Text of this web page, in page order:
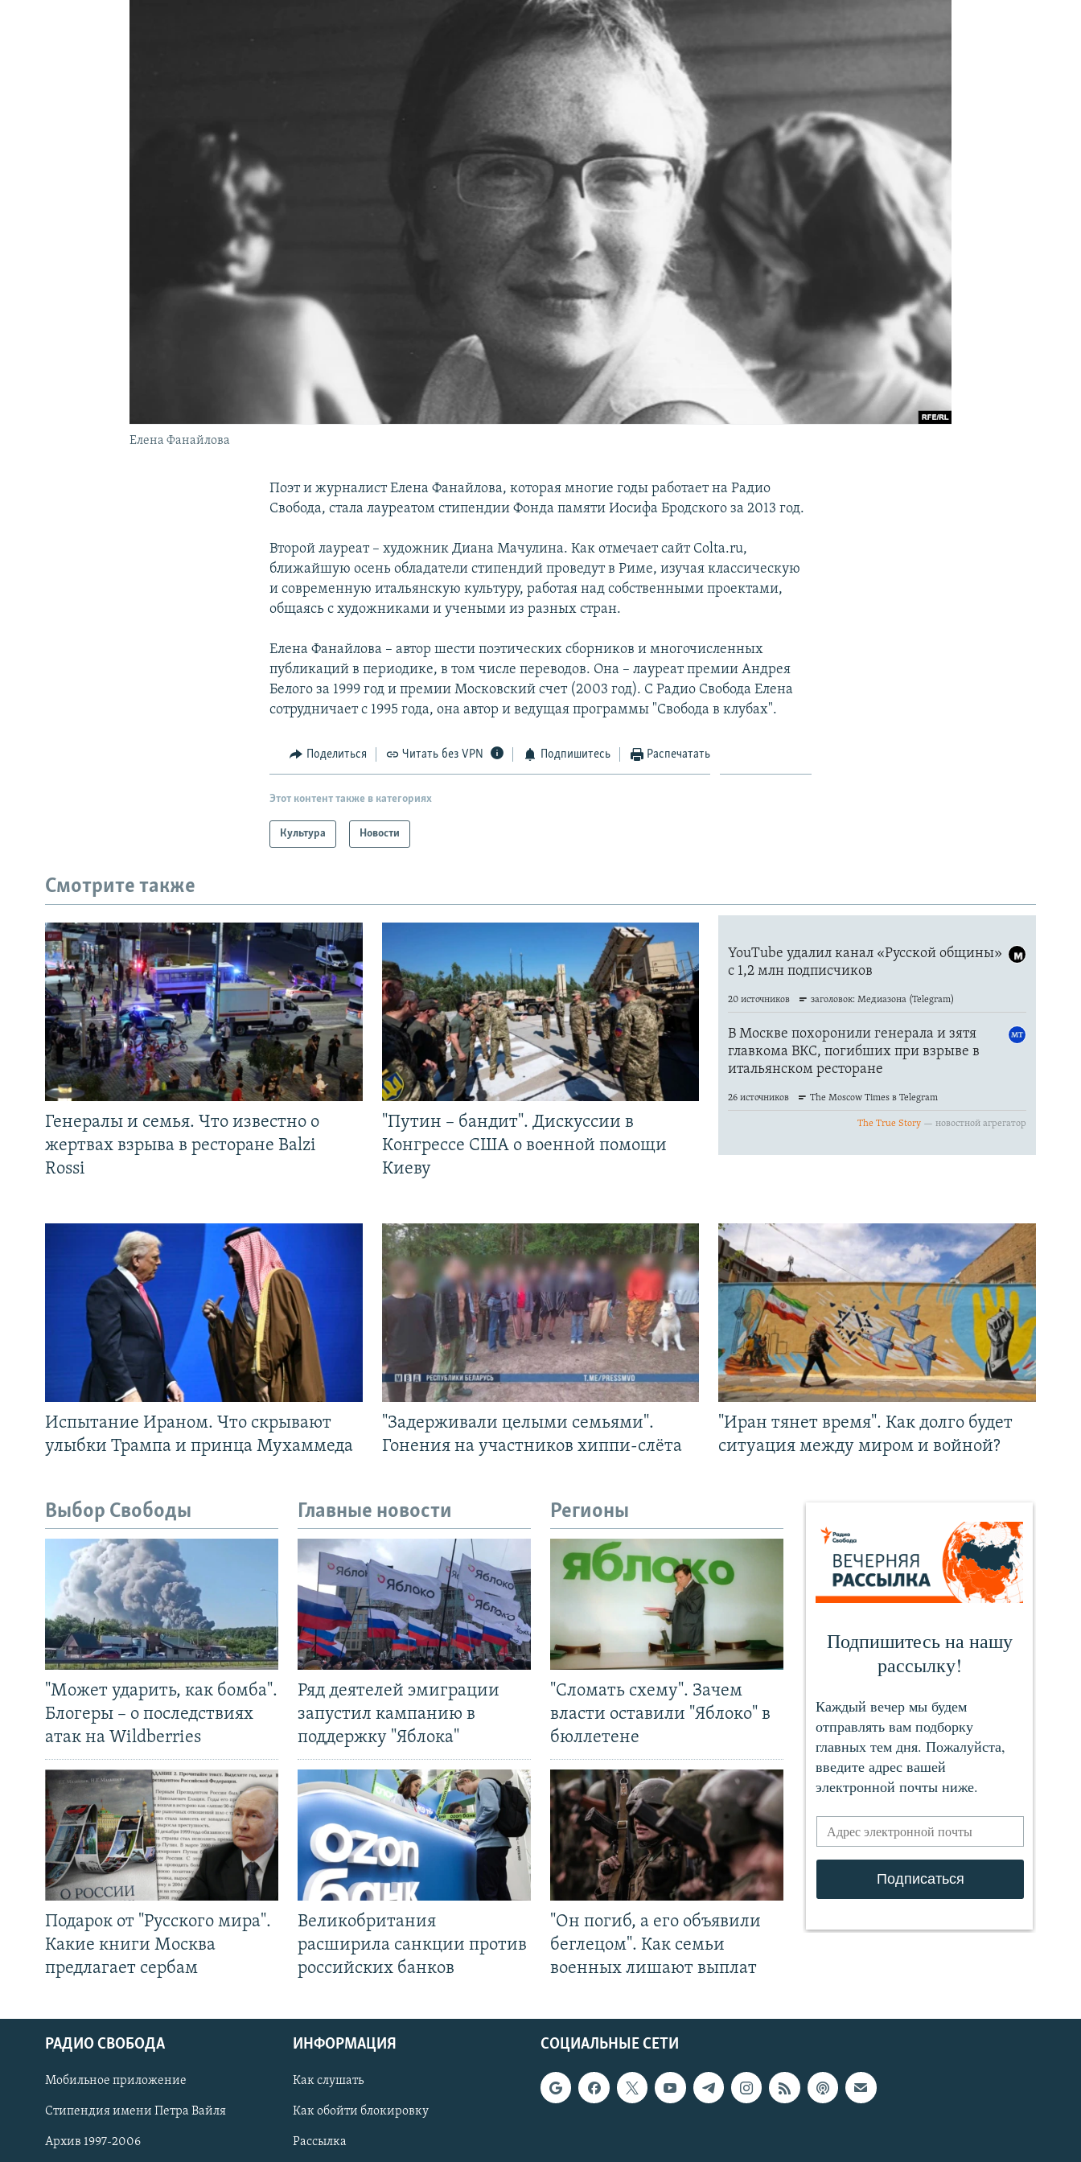
СОЦИАЛЬНЫЕ СЕТИ
Елена Фанайлова
Поэт и журналист Елена Фанайлова, которая многие годы работает на Радио
Свобода, стала лауреатом стипендии Фонда памяти Иосифа Бродского за 2013 год.
Второй лауреат – художник Диана Мачулина. Как отмечает сайт Colta.ru,
ближайшую осень обладатели стипендий проведут в Риме, изучая классическую
и современную итальянскую культуру, работая над собственными проектами,
общаясь с художниками и учеными из разных стран.
Елена Фанайлова – автор шести поэтических сборников и многочисленных
публикаций в периодике, в том числе переводов. Она – лауреат премии Андрея
Белого за 1999 год и премии Московский счет (2003 год). С Радио Свобода Елена
сотрудничает с 1995 года, она автор и ведущая программы "Свобода в клубах".
Поделиться Читать без VPN Подпишитесь Распечатать
Этот контент также в категориях
Культура Новости
Смотрите также
Генералы и семья. Что известно о
жертвах взрыва в ресторане Balzi
Rossi
"Путин – бандит". Дискуссии в
Конгрессе США о военной помощи
Киеву
Испытание Ираном. Что скрывают
улыбки Трампа и принца Мухаммеда
"Задерживали целыми семьями".
Гонения на участников хиппи-слёта
"Иран тянет время". Как долго будет
ситуация между миром и войной?
Выбор Свободы
"Может ударить, как бомба".
Блогеры – о последствиях
атак на Wildberries
Подарок от "Русского мира".
Какие книги Москва
предлагает сербам
Главные новости
Ряд деятелей эмиграции
запустил кампанию в
поддержку "Яблока"
Великобритания
расширила санкции против
российских банков
Регионы
"Сломать схему". Зачем
власти оставили "Яблоко" в
бюллетене
"Он погиб, а его объявили
беглецом". Как семьи
военных лишают выплат
СОЦИАЛЬНЫЕ СЕТИ
РАДИО СВОБОДА
Мобильное приложение
Стипендия имени Петра Вайля
Архив 1997-2006
ИНФОРМАЦИЯ
Как слушать
Как обойти блокировку
Рассылка